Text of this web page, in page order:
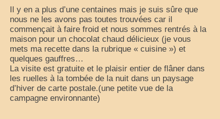
nos sorties classées par région
Parcs d’attractions et animaliers
Circuits vacances d’été
Europe
Nos voyages classés par pays
Il y en a plus d’une centaines mais je suis sûre que
nous ne les avons pas toutes trouvées car il
commençait à faire froid et nous sommes rentrés à la
maison pour un chocolat chaud délicieux (je vous
mets ma recette dans la rubrique « cuisine ») et
quelques gauffres…
La visite est gratuite et le plaisir entier de flâner dans
les ruelles à la tombée de la nuit dans un paysage
d’hiver de carte postale.(une petite vue de la
campagne environnante)